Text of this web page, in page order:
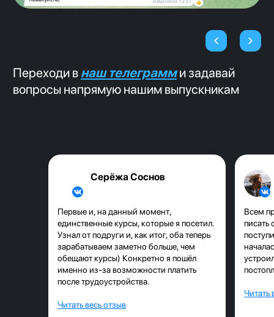
Серёжа Соснов
Первые и, на данный момент,
единственные курсы, которые я посетил.
Узнал от подруги и, как итог, оба теперь
зарабатываем заметно больше, чем
обещают курсы) Конкретно я пошёл
именно из-за возможности платить
после трудоустройства.
Читать весь отзыв
Всем
писать
Читать
Карьерные консультанты с
опытом более 3-х лет вИТ-
консалтинге и ИТ-рекрутинге
каждый день, у нас самая свежая
информация о потребностях рынка.
С трудоустройством тебе поможет
карьерный консультант, который
поможет написать продающее резюме и